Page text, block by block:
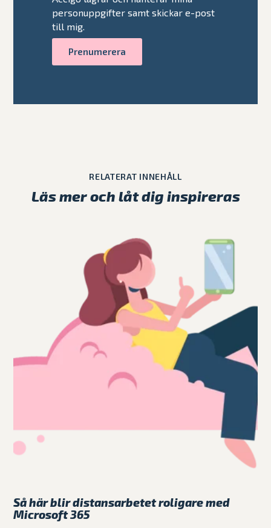
personuppgifter samt skickar e-post
till mig.
RELATERAT INNEHÅLL
Läs mer och låt dig inspireras
Så här blir distansarbetet roligare med
Microsoft 365